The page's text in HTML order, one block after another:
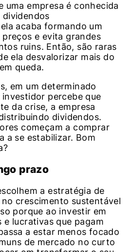
uma empresa é conhecida
dividendos
acaba formando um
preços e evita grandes
ruins. Então, são raras
ela desvalorizar mais do
queda.
em um determinado
percebe que
da crise, a empresa
dividendos.
começam a comprar
a se estabilizar. Bom
prazo
a estratégia de
crescimento sustentável
porque ao investir em
e lucrativas que pagam
a estar menos focado
de mercado no curto